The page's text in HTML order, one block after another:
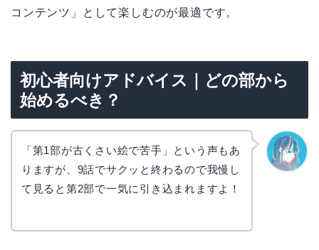
コンテンツ」として楽しむのが最適です。
初心者向けアドバイス｜どの部から
始めるべき？
「第1部が古くさい絵で苦手」という声もあ
りますが、9話でサクッと終わるので我慢し
て見ると第2部で一気に引き込まれますよ！